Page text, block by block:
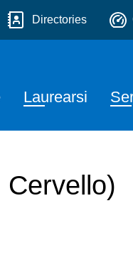
Directories
Laurearsi
Cervello)